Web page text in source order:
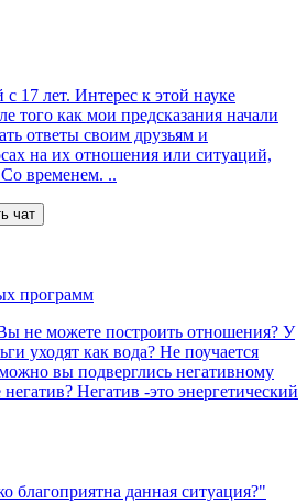
17 лет. Интерес к этой науке
того как мои предсказания начали
ответы своим друзьям и
на их отношения или ситуаций,
временем. ..
чат
программ
не можете построить отношения? У
уходят как вода? Не поучается
вы подверглись негативному
Негатив -это энергетический
благоприятна данная ситуация?"